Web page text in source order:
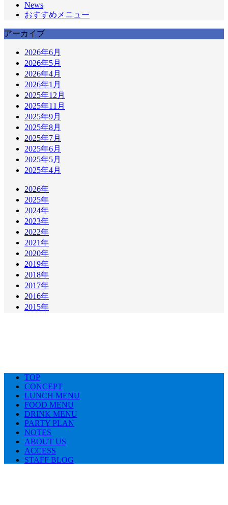
News
おすすめメニュー
アーカイブ
2026年6月
2026年5月
2026年4月
2026年1月
2025年12月
2025年11月
2025年9月
2025年8月
2025年7月
2025年6月
2025年5月
2025年4月
2026年
2025年
2024年
2023年
2022年
2021年
2020年
2019年
2018年
2017年
2016年
2015年
TOP
CONCEPT
LUNCH MENU
FOOD MENU
DRINK MENU
PARTY PLAN
NOTES
ABOUT US
ACCESS
STAFF BLOG